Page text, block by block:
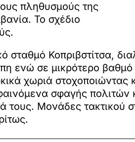
πληθυσμούς της
Το σχέδιο
σταθμό Κοπριβστίτσα,
ενώ σε μικρότερο
χωριά στοχοποιώντας
σφαγής πολιτών
τους. Μονάδες τακτικού